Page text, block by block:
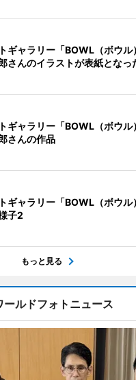
ギャラリー「BOWL（ボウル
さんのイラストが表紙となっ
ギャラリー「BOWL（ボウル
さんの作品
ギャラリー「BOWL（ボウル
子2
もっと見る
ールドフォトニュース